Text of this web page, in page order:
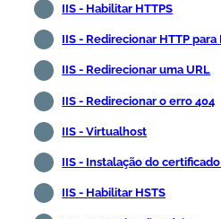
IIS - Habilitar HTTPS
IIS - Redirecionar HTTP para
IIS - Redirecionar uma URL
IIS - Redirecionar o erro 404
IIS - Virtualhost
IIS - Instalação do
IIS - Habilitar HSTS